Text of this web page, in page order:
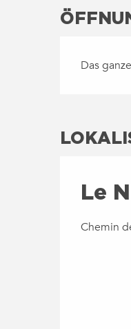
Das
Le
Chemin